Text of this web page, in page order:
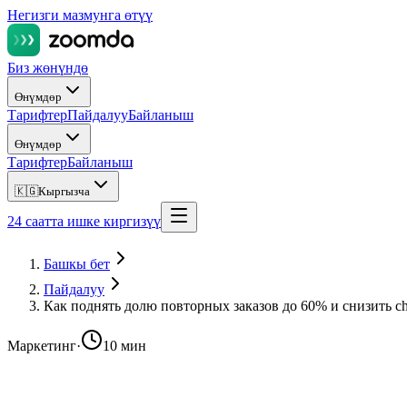
Негизги мазмунга өтүү
Биз жөнүндө
Өнүмдөр
ТарифтерПайдалууБайланыш
Өнүмдөр
ТарифтерБайланыш
🇰🇬Кыргызча
24 саатта ишке киргизүү
Башкы бет
Пайдалуу
Как поднять долю повторных заказов до 60% и снизить
Маркетинг· 10 мин